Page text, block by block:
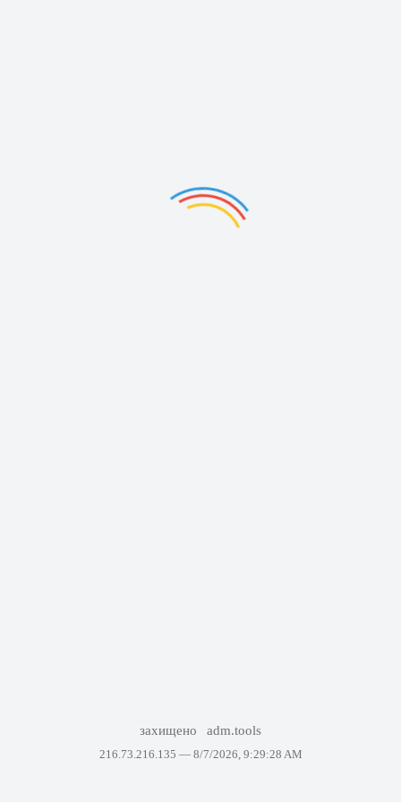
захищено adm.tools
216.73.216.135 — 8/7/2026, 9:29:28 AM